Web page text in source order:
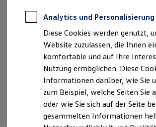
Für Gewerbekunden
Profi Paket
TopDeal
Gebrauchtwagen
ProfiPartner für
Zertifizierte
Finanzierung
Für Privatkunden
Für Gewerbekunden
Leasing
Für Privatkunden
Für Gewerbekunden
Fahrleistung: 10.000 km
Details ansehen
Analytics und Personalisierung
Diese Cookies werden genutzt,
Website zuzulassen, die Ihnen
komfortable und auf Ihre
Nutzung ermöglichen. Diese
Informationen darüber, wie Sie
zum Beispiel, welche Seiten Sie
oder wie Sie sich auf der Seite
gesammelten Informationen